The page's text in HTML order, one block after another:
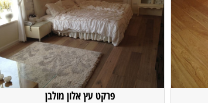
פרקט עץ אלון מולבן